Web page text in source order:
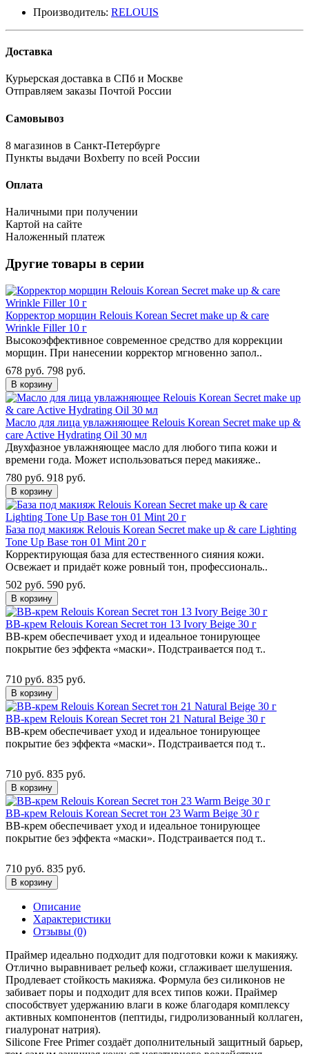
Производитель: RELOUIS
Доставка
Курьерская доставка в СПб и Москве
Отправляем заказы Почтой России
Самовывоз
8 магазинов в Санкт-Петербурге
Пункты выдачи Boxberry по всей России
Оплата
Наличными при получении
Картой на сайте
Наложенный платеж
Другие товары в серии
Корректор морщин Relouis Korean Secret make up & care
Wrinkle Filler 10 г
Высокоэффективное современное средство для коррекции
морщин. При нанесении корректор мгновенно запол..
678 руб. 798 руб.
В корзину
Масло для лица увлажняющее Relouis Korean Secret make up &
care Active Hydrating Oil 30 мл
Двухфазное увлажняющее масло для любого типа кожи и
времени года. Может использоваться перед макияже..
780 руб. 918 руб.
В корзину
База под макияж Relouis Korean Secret make up & care Lighting
Tone Up Base тон 01 Mint 20 г
Корректирующая база для естественного сияния кожи.
Освежает и придаёт коже ровный тон, профессиональ..
502 руб. 590 руб.
В корзину
ВВ-крем Relouis Korean Secret тон 13 Ivory Beige 30 г
BB-крем обеспечивает уход и идеальное тонирующее
покрытие без эффекта «маски». Подстраивается под т..
710 руб. 835 руб.
В корзину
ВВ-крем Relouis Korean Secret тон 21 Natural Beige 30 г
BB-крем обеспечивает уход и идеальное тонирующее
покрытие без эффекта «маски». Подстраивается под т..
710 руб. 835 руб.
В корзину
ВВ-крем Relouis Korean Secret тон 23 Warm Beige 30 г
BB-крем обеспечивает уход и идеальное тонирующее
покрытие без эффекта «маски». Подстраивается под т..
710 руб. 835 руб.
В корзину
Описание
Характеристики
Отзывы (0)
Праймер идеально подходит для подготовки кожи к макияжу.
Отлично выравнивает рельеф кожи, сглаживает шелушения.
Продлевает стойкость макияжа. Формула без силиконов не
забивает поры и подходит для всех типов кожи. Праймер
способствует удержанию влаги в коже благодаря комплексу
активных компонентов (пептиды, гидролизованный коллаген,
гиалуронат натрия).
Silicone Free Primer создаёт дополнительный защитный барьер,